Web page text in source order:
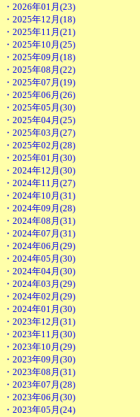
・2026年01月(23)
・2025年12月(18)
・2025年11月(21)
・2025年10月(25)
・2025年09月(18)
・2025年08月(22)
・2025年07月(19)
・2025年06月(26)
・2025年05月(30)
・2025年04月(25)
・2025年03月(27)
・2025年02月(28)
・2025年01月(30)
・2024年12月(30)
・2024年11月(27)
・2024年10月(31)
・2024年09月(28)
・2024年08月(31)
・2024年07月(31)
・2024年06月(29)
・2024年05月(30)
・2024年04月(30)
・2024年03月(29)
・2024年02月(29)
・2024年01月(30)
・2023年12月(31)
・2023年11月(30)
・2023年10月(29)
・2023年09月(30)
・2023年08月(31)
・2023年07月(28)
・2023年06月(30)
・2023年05月(24)